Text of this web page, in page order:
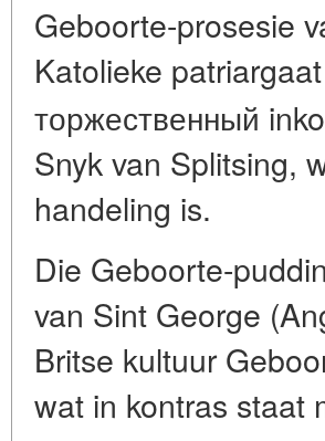
Geboorte-prosesie
Katolieke
торжественный
Snyk van Splitsing,
handeling is.
Die Geboorte-
van Sint George
Britse kultuur
wat in kontras staat